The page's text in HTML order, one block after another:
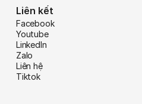
Liên kết
Facebook
Youtube
LinkedIn
Zalo
Liên hệ
Tiktok